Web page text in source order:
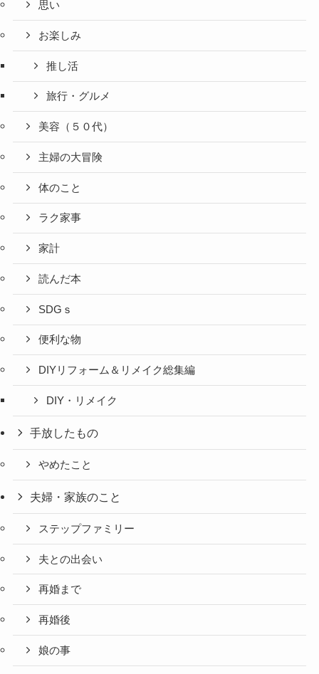
思い
お楽しみ
推し活
旅行・グルメ
美容（５０代）
主婦の大冒険
体のこと
ラク家事
家計
読んだ本
SDGｓ
便利な物
DIYリフォーム＆リメイク総集編
DIY・リメイク
手放したもの
やめたこと
夫婦・家族のこと
ステップファミリー
夫との出会い
再婚まで
再婚後
娘の事